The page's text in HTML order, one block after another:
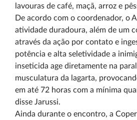
lavouras de café, maçã, arroz e
De acordo com o coordenador, o
atividade duradoura, além de um
através da ação por contato e
potência e alta seletividade a
inseticida age diretamente na
musculatura da lagarta,
em até 72 horas com a mínima
disse Jarussi.
Ainda durante o encontro, a